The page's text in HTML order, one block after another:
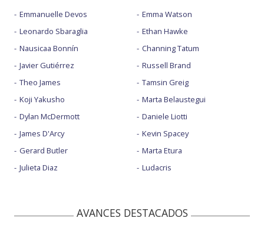
Emmanuelle Devos
Leonardo Sbaraglia
Nausicaa Bonnín
Javier Gutiérrez
Theo James
Koji Yakusho
Dylan McDermott
James D'Arcy
Gerard Butler
Julieta Diaz
Emma Watson
Ethan Hawke
Channing Tatum
Russell Brand
Tamsin Greig
Marta Belaustegui
Daniele Liotti
Kevin Spacey
Marta Etura
Ludacris
AVANCES DESTACADOS